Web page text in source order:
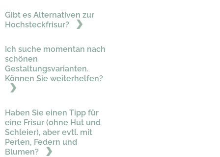
Gibt es Alternativen zur
Hochsteckfrisur?
Ich suche momentan nach
schönen
Gestaltungsvarianten.
Können Sie weiterhelfen?
Haben Sie einen Tipp für
eine Frisur (ohne Hut und
Schleier), aber evtl. mit
Perlen, Federn und
Blumen?